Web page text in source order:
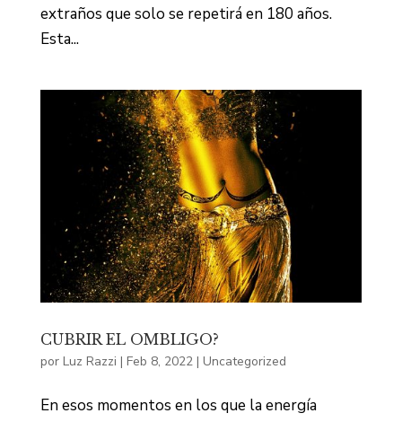
extraños que solo se repetirá en 180 años.
Esta...
CUBRIR EL OMBLIGO?
por Luz Razzi | Feb 8, 2022| Uncategorized
En esos momentos en los que la energía